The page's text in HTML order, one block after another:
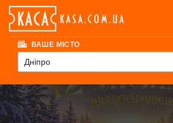
ВАШЕ МІСТО
Дніпро